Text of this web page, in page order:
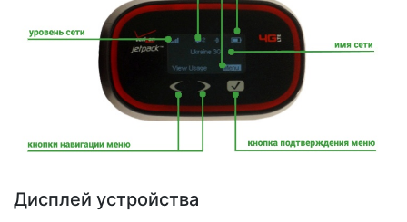
Дисплей устройства